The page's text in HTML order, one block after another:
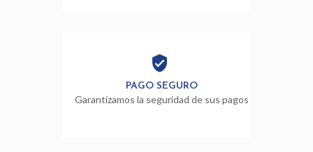
PAGO SEGURO
Garantizamos la seguridad de sus pagos